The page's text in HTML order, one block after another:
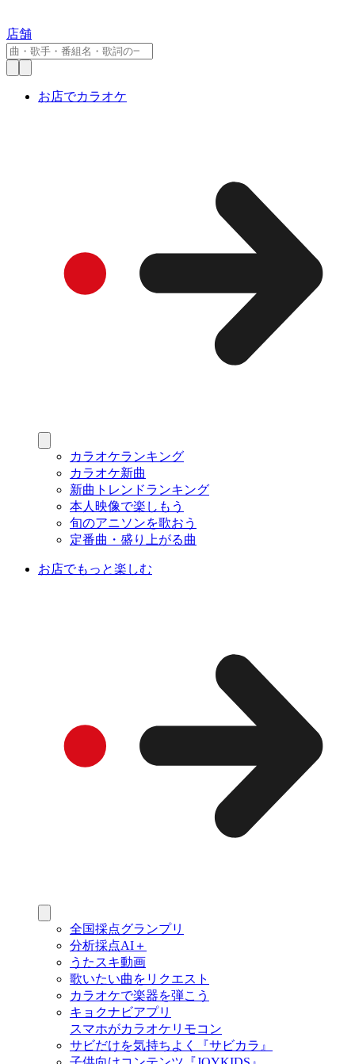
店舗
お店でカラオケ
カラオケランキング
カラオケ新曲
新曲トレンドランキング
本人映像で楽しもう
旬のアニソンを歌おう
定番曲・盛り上がる曲
お店でもっと楽しむ
全国採点グランプリ
分析採点AI＋
うたスキ動画
歌いたい曲をリクエスト
カラオケで楽器を弾こう
キョクナビアプリ
スマホがカラオケリモコン
サビだけを気持ちよく『サビカラ』